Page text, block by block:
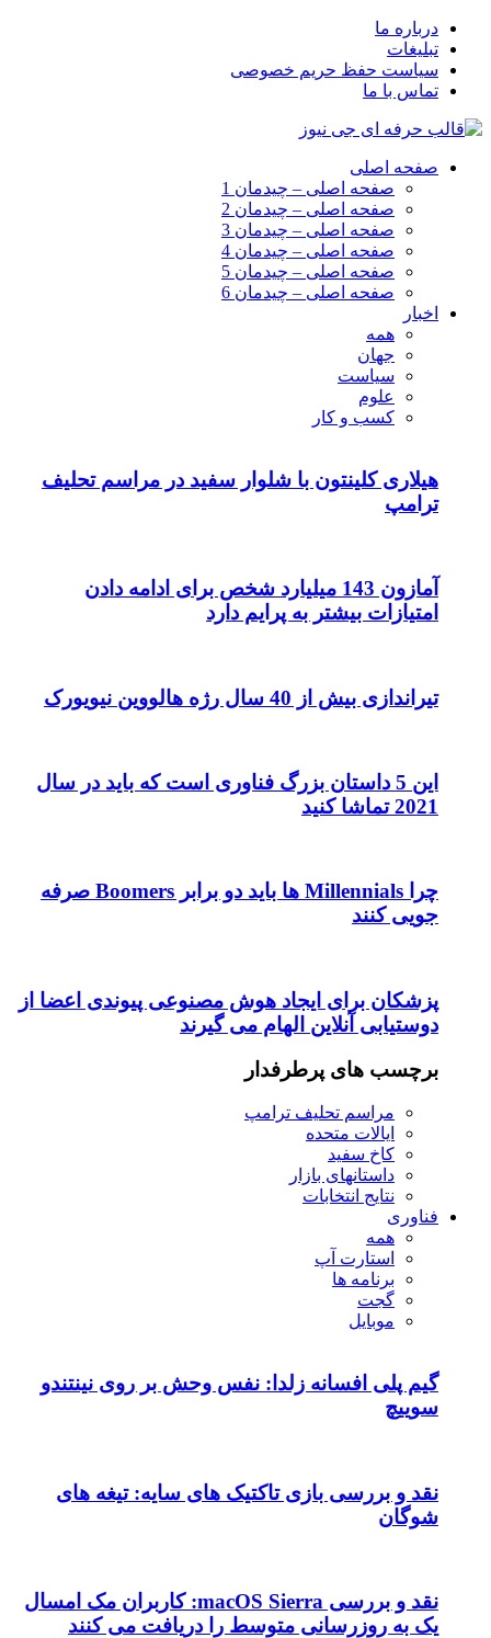
درباره ما
تبلیغات
سیاست حفظ حریم خصوصی
تماس با ما
صفحه اصلی
صفحه اصلی – چیدمان 1
صفحه اصلی – چیدمان 2
صفحه اصلی – چیدمان 3
صفحه اصلی – چیدمان 4
صفحه اصلی – چیدمان 5
صفحه اصلی – چیدمان 6
اخبار
همه
جهان
سیاست
علوم
کسب و کار
هیلاری کلینتون با شلوار سفید در مراسم تحلیف
ترامپ
آمازون 143 میلیارد شخص برای ادامه دادن
امتیازات بیشتر به پرایم دارد
تیراندازی بیش از 40 سال رژه هالووین نیویورک
این 5 داستان بزرگ فناوری است که باید در سال
2021 تماشا کنید
چرا Millennials ها باید دو برابر Boomers صرفه
جویی کنند
پزشکان برای ایجاد هوش مصنوعی پیوندی اعضا از
دوستیابی آنلاین الهام می گیرند
برچسب های پرطرفدار
مراسم تحلیف ترامپ
ایالات متحده
کاخ سفید
داستانهای بازار
نتایج انتخابات
فناوری
همه
استارت آپ
برنامه ها
گجت
موبایل
گیم پلی افسانه زلدا: نفس وحش بر روی نینتندو
سوییچ
نقد و بررسی بازی تاکتیک های سایه: تیغه های
شوگان
نقد و بررسی macOS Sierra: کاربران مک امسال
یک به روزرسانی متوسط را دریافت می کنند